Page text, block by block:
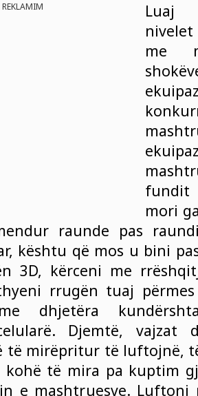
REKLAMIM
Luaj
me
fundit
mori
raunde pas
kështu që mos u bini
3D, kërceni me
rrugën tuaj përmes
dhjetëra
Djemtë, vajzat
të mirëpritur të luftojnë,
kohë të mira pa kuptim
e mashtruesve. Luftoni